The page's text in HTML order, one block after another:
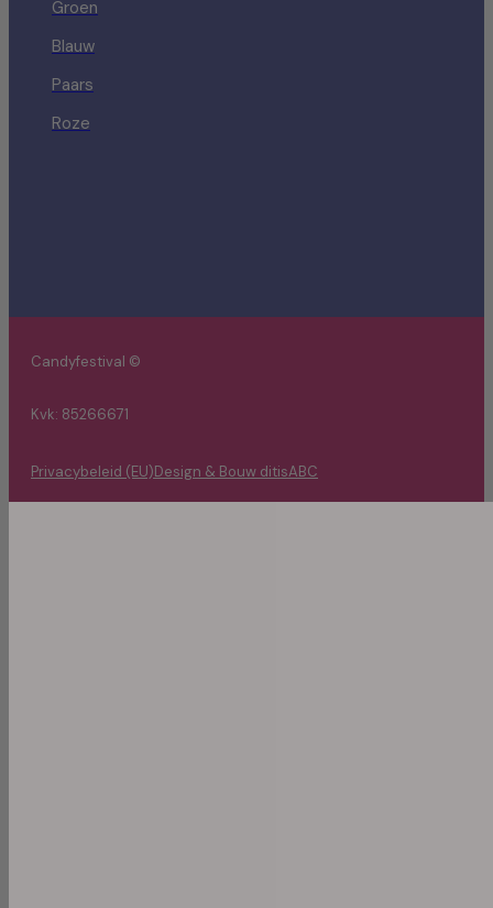
Groen
Blauw
Paars
Roze
Candyfestival ©
Kvk: 85266671
Privacybeleid (EU)Design & Bouw ditisABC